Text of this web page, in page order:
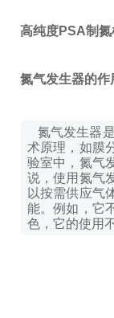
高纯度PSA制
氮气发生器的作
氮气发生器
术原理，如膜
验室中，氮气
说，使用氮气
以按需供应气
能。例如，它
色，它的使用